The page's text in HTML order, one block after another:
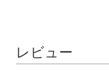
レビュー